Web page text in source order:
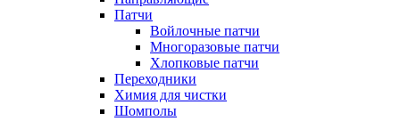
Патчи
Войлочные патчи
Многоразовые патчи
Хлопковые патчи
Переходники
Химия для чистки
Шомполы